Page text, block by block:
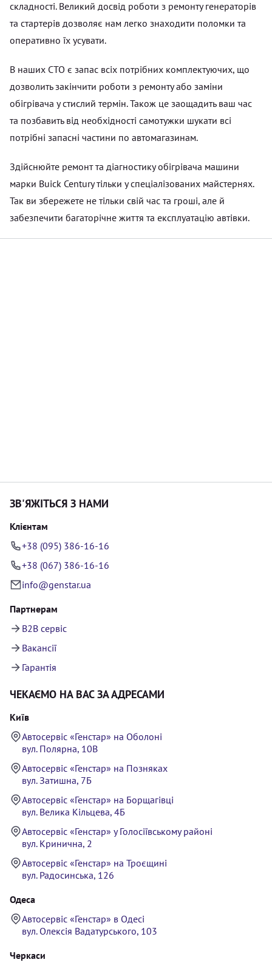
складності. Великий досвід роботи з ремонту генераторів
та стартерів дозволяє нам легко знаходити поломки та
оперативно їх усувати.
В наших СТО є запас всіх потрібних комплектуючих, що
дозволить закінчити роботи з ремонту або заміни
обігрівача у стислий термін. Також це заощадить ваш час
та позбавить від необхідності самотужки шукати всі
потрібні запасні частини по автомагазинам.
Здійснюйте ремонт та діагностику обігрівача машини
марки Buick Century тільки у спеціалізованих майстернях.
Так ви збережете не тільки свій час та гроші, але й
забезпечити багаторічне життя та експлуатацію автівки.
ЗВ'ЯЖІТЬСЯ З НАМИ
Клієнтам
+38 (095) 386-16-16
+38 (067) 386-16-16
info@genstar.ua
Партнерам
B2B сервіс
Вакансії
Гарантія
ЧЕКАЄМО НА ВАС ЗА АДРЕСАМИ
Київ
Автосервіс «Генстар» на Оболоні
вул. Полярна, 10В
Автосервіс «Генстар» на Позняках
вул. Затишна, 7Б
Автосервіс «Генстар» на Борщагівці
вул. Велика Кільцева, 4Б
Автосервіс «Генстар» у Голосіївському районі
вул. Кринична, 2
Автосервіс «Генстар» на Троєщині
вул. Радосинська, 126
Одеса
Автосервіс «Генстар» в Одесі
вул. Олексія Вадатурського, 103
Черкаси